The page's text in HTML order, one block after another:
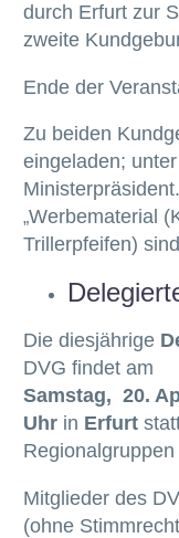
durch Erfurt zur
zweite
Ende der
Zu beiden
eingeladen;
Ministerpräsident.
„Werbematerial
Trillerpfeifen)
Die diesjährige
DVG findet am
Samstag, 20.
Uhr in Erfurt
Mitglieder des
(ohne